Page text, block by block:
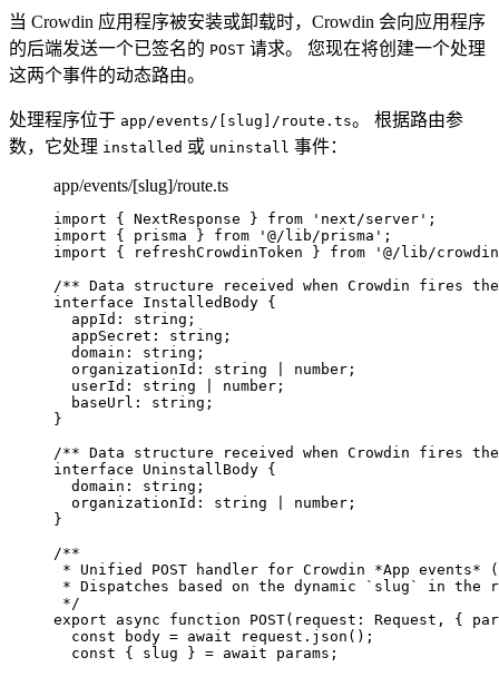
当 Crowdin 应用程序被安装或卸载时，Crowdin 会向应用程序
的后端发送一个已签名的 POST 请求。 您现在将创建一个处理
这两个事件的动态路由。
处理程序位于 app/events/[slug]/route.ts。 根据路由参
数，它处理 installed 或 uninstall 事件：
app/events/[slug]/route.ts
import { NextResponse } from ' next/server ' ;
import { prisma } from ' @/lib/prisma ' ;
import { refreshCrowdinToken } from ' @/lib/
/** Data structure received when Crowdin fires
interface InstalledBody {
appId : string ;
appSecret : string ;
domain : string ;
organizationId : string number ;
userId : string number ;
baseUrl : string ;
}
/** Data structure received when Crowdin fires
interface UninstallBody {
domain : string ;
organizationId : string number ;
}
/**
* Unified POST handler for Crowdin *App
* Dispatches based on the dynamic `slug` in the
*/
export
async function POST( request : Request , {
const
body = await request . json ();
const { slug } = await params;